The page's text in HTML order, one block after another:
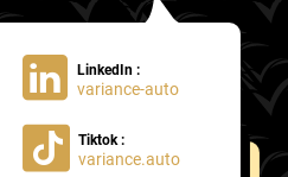
LinkedIn :
variance-auto
Tiktok :
variance.auto